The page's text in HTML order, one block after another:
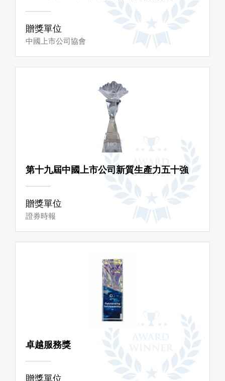
贈獎單位
中國上市公司協會
第十九屆中國上市公司新質生產力五十強
贈獎單位
證券時報
卓越服務獎
贈獎單位